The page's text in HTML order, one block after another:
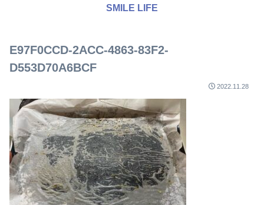
SMILE LIFE
E97F0CCD-2ACC-4863-83F2-
D553D70A6BCF
2022.11.28